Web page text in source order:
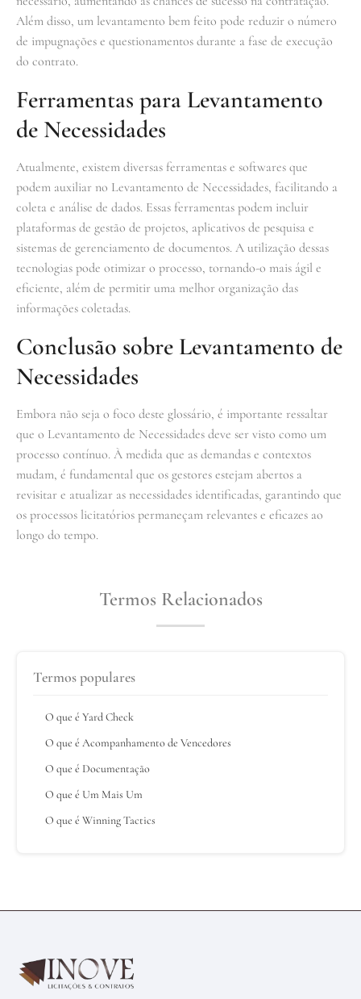
Além disso, um levantamento bem feito pode reduzir o número
de impugnações e questionamentos durante a fase de execução
do contrato.
Ferramentas para Levantamento
de Necessidades
Atualmente, existem diversas ferramentas e softwares que
podem auxiliar no Levantamento de Necessidades, facilitando a
coleta e análise de dados. Essas ferramentas podem incluir
plataformas de gestão de projetos, aplicativos de pesquisa e
sistemas de gerenciamento de documentos. A utilização dessas
tecnologias pode otimizar o processo, tornando-o mais ágil e
eficiente, além de permitir uma melhor organização das
informações coletadas.
Conclusão sobre Levantamento de
Necessidades
Embora não seja o foco deste glossário, é importante ressaltar
que o Levantamento de Necessidades deve ser visto como um
processo contínuo. À medida que as demandas e contextos
mudam, é fundamental que os gestores estejam abertos a
revisitar e atualizar as necessidades identificadas, garantindo que
os processos licitatórios permaneçam relevantes e eficazes ao
longo do tempo.
Termos Relacionados
Termos populares
O que é Yard Check
O que é Acompanhamento de Vencedores
O que é Documentação
O que é Um Mais Um
O que é Winning Tactics